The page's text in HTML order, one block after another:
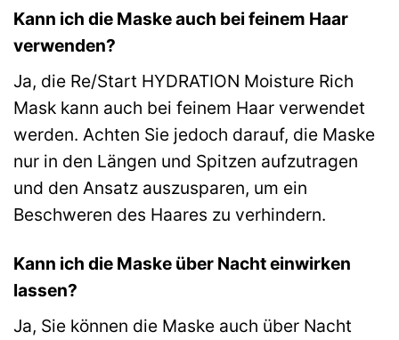
Kann ich die Maske auch bei feinem Haar
verwenden?
Ja, die Re/Start HYDRATION Moisture Rich
Mask kann auch bei feinem Haar verwendet
werden. Achten Sie jedoch darauf, die Maske
nur in den Längen und Spitzen aufzutragen
und den Ansatz auszusparen, um ein
Beschweren des Haares zu verhindern.
Kann ich die Maske über Nacht einwirken
lassen?
Ja, Sie können die Maske auch über Nacht